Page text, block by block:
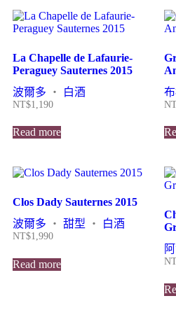
La Chapelle de Lafaurie-
Peraguey Sauternes 2015
波爾多 ・ 白酒
NT$1,190
Read more
Clos Dady Sauternes 2015
波爾多 ・ 甜型 ・ 白酒
NT$1,990
Read more